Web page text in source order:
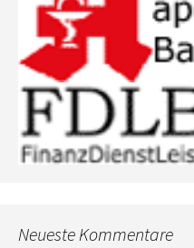
Neueste Kommentare